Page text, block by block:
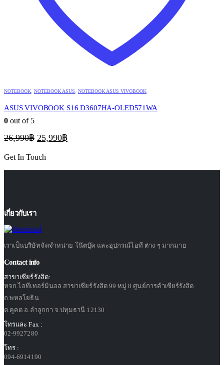
NOTEBOOK NOTEBOOK ASUS NOTEBOOK ASUS VIVOBOOK
ASUS VIVOBOOK S16 D3607HA-OLED571WA
0 out of 5
26,990฿ Original
price
was:
26,990฿.
25,990฿
25,990฿.
Get In Touch
เกี่ยวกับเรา
เราเป็นบริษัทจัดจำหน่าย โน๊ตบุ๊ค และอุปกรณ์ไอที ต่าง ๆ มากมาย
Contact info
สาขาเซียร์รังสิต:
หจก.ไอทีเทอร์มินอล สาขาเซียร์รังสิต 99 หมู่ 8 ศูนย์การค้าเซียร์รังสิต
ถ.พหลโยธิน
ต.คูคต อ.ลำลูกกา จ.ปทุมธานี 12130
โทรและ Fax :
02-9927280
โทร :
094-6914190